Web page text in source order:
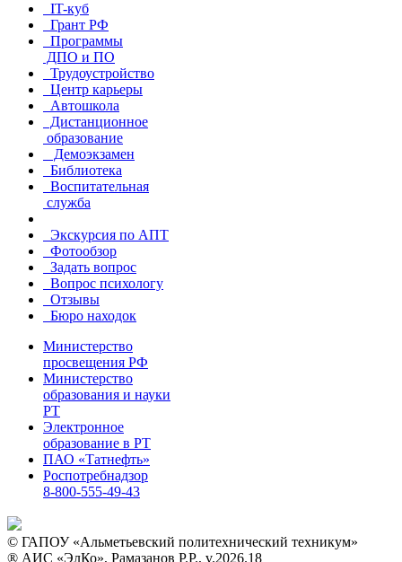
IT-куб
Грант РФ
Программы
ДПО и ПО
Трудоустройство
Центр карьеры
Автошкола
Дистанционное
образование
Демоэкзамен
Библиотека
Воспитательная
служба
Экскурсия по АПТ
Фотообзор
Задать вопрос
Вопрос психологу
Отзывы
Бюро находок
Министерство
просвещения РФ
Министерство
образования и науки
РТ
Электронное
образование в РТ
ПАО «Татнефть»
Роспотребнадзор
8-800-555-49-43
© ГАПОУ «Альметьевский политехнический техникум»
® АИС «ЭлКо», Рамазанов Р.Р., v.2026.18